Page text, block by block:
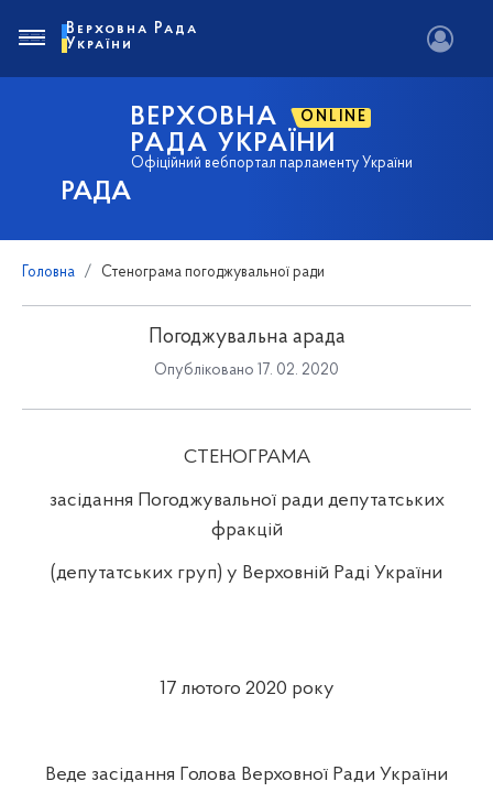
РАДА
ВЕРХОВНА ONLINE
РАДА УКРАЇНИ
Офіційний вебпортал парламенту України
Верховна Рада
України
Головна Стенограма погоджувальної ради
Погоджувальна арада
Опубліковано 17. 02. 2020
СТЕНОГРАМА
засідання Погоджувальної ради депутатських
фракцій
(депутатських груп) у Верховній Раді України
17 лютого 2020 року
Веде засідання Голова Верховної Ради України